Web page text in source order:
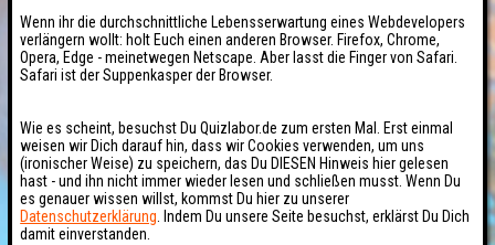
Wenn ihr die durchschnittliche Lebensserwartung eines Webdevelopers
verlängern wollt: holt Euch einen anderen Browser. Firefox, Chrome,
Opera, Edge - meinetwegen Netscape. Aber lasst die Finger von Safari.
Safari ist der Suppenkasper der Browser.
Wie es scheint, besuchst Du Quizlabor.de zum ersten Mal. Erst einmal
weisen wir Dich darauf hin, dass wir Cookies verwenden, um uns
(ironischer Weise) zu speichern, das Du DIESEN Hinweis hier gelesen
hast - und ihn nicht immer wieder lesen und schließen musst. Wenn Du
es genauer wissen willst, kommst Du hier zu unserer
Datenschutzerklärung . Indem Du unsere Seite besuchst, erklärst Du Dich
damit einverstanden.